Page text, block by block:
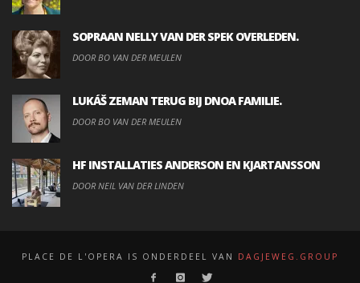
SOPRAAN NELLY VAN DER SPEK OVERLEDEN.
DOOR BO VAN DER MEULEN
LUKÁŠ ZEMAN TERUG BIJ DNOA FAMILIE.
DOOR BO VAN DER MEULEN
HF INSTALLATIES ANDERSON EN KJARTANSSON
DOOR NEIL VAN DER LINDEN
PLACE DE L'OPERA IS ONDERDEEL VAN DAGJEWEG.GROUP